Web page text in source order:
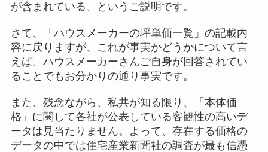
が含まれている、というご説明です。
さて、「ハウスメーカーの坪単価一覧」の記載内
容に戻りますが、これが事実かどうかについて言
えば、ハウスメーカーさんご自身が回答されてい
ることでもお分かりの通り事実です。
また、残念ながら、私共が知る限り、「本体価
格」に関して各社が公表している客観性の高いデ
ータは見当たりません。よって、存在する価格の
データの中では住宅産業新聞社の調査が最も信憑